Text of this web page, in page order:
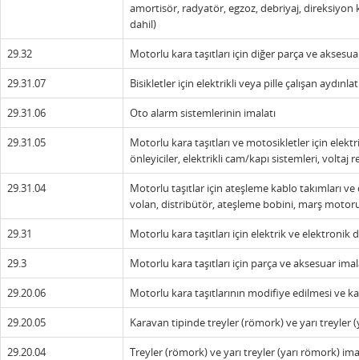
amortisör, radyatör, egzoz, debriyaj, direksiyon
dahil)
29.32 Motorlu kara taşıtları için diğer parça ve
29.31.07 Bisikletler için elektrikli veya pille çalışan
29.31.06 Oto alarm sistemlerinin imalatı
29.31.05
Motorlu kara taşıtları ve motosikletler için
önleyiciler, elektrikli cam/kapı sistemleri, voltaj
29.31.04
Motorlu taşıtlar için ateşleme kablo takımları
volan, distribütör, ateşleme bobini, marş
29.31 Motorlu kara taşıtları için elektrik ve elektronik
29.3 Motorlu kara taşıtları için parça ve aksesuar
29.20.06 Motorlu kara taşıtlarının modifiye edilmesi ve
29.20.05 Karavan tipinde treyler (römork) ve yarı treyler
29.20.04 Treyler (römork) ve yarı treyler (yarı römork)